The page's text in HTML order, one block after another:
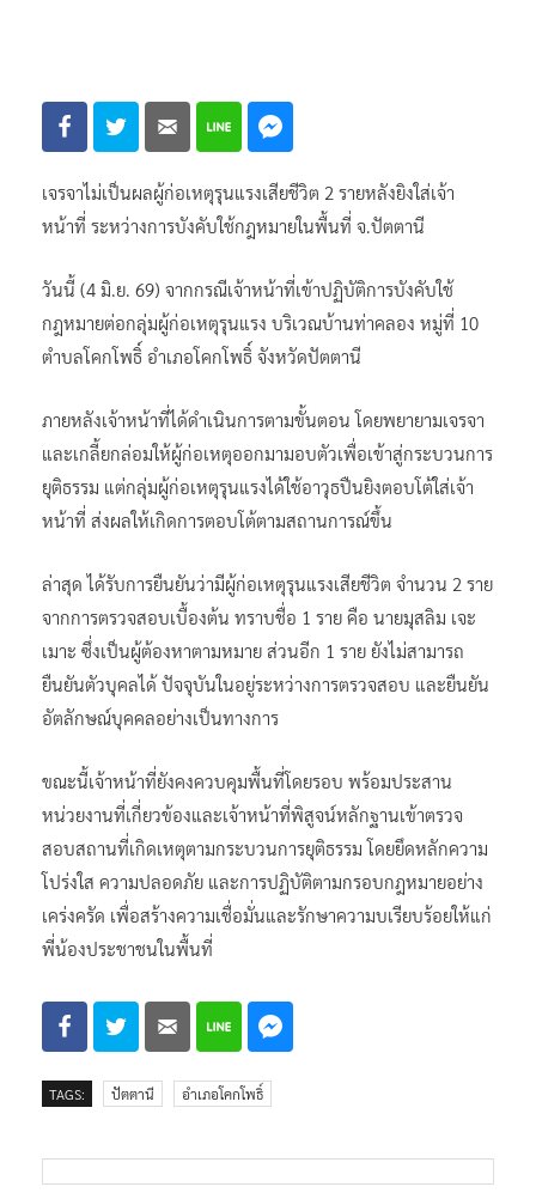
เจรจาไม่เป็นผลผู้ก่อเหตุรุนแรงเสียชีวิต 2 รายหลังยิงใส่เจ้า
หน้าที่ ระหว่างการบังคับใช้กฎหมายในพื้นที่ จ.ปัตตานี
วันนี้ (4 มิ.ย. 69) จากกรณีเจ้าหน้าที่เข้าปฏิบัติการบังคับใช้
ตำบลโคกโพธิ์ อำเภอโคกโพธิ์ จังหวัดปัตตานี
ภายหลังเจ้าหน้าที่ได้ดำเนินการตามขั้นตอน โดยพยายามเจรจา
และเกลี้ยกล่อมให้ผู้ก่อเหตุออกมามอบตัวเพื่อเข้าสู่กระบวนการ
หน้าที่ ส่งผลให้เกิดการตอบโต้ตามสถานการณ์ขึ้น
ล่าสุด ได้รับการยืนยันว่ามีผู้ก่อเหตุรุนแรงเสียชีวิต จำนวน 2 ราย
จากการตรวจสอบเบื้องต้น ทราบชื่อ 1 ราย คือ นายมุสลิม เจะ
เมาะ ซึ่งเป็นผู้ต้องหาตามหมาย ส่วนอีก 1 ราย ยังไม่สามารถ
ยืนยันตัวบุคลได้ ปัจจุบันในอยู่ระหว่างการตรวจสอบ และยืนยัน
อัตลักษณ์บุคคลอย่างเป็นทางการ
ขณะนี้เจ้าหน้าที่ยังคงควบคุมพื้นที่โดยรอบ พร้อมประสาน
หน่วยงานที่เกี่ยวข้องและเจ้าหน้าที่พิสูจน์หลักฐานเข้าตรวจ
สอบสถานที่เกิดเหตุตามกระบวนการยุติธรรม โดยยึดหลักความ
โปร่งใส ความปลอดภัย และการปฏิบัติตามกรอบกฎหมายอย่าง
พี่น้องประชาชนในพื้นที่